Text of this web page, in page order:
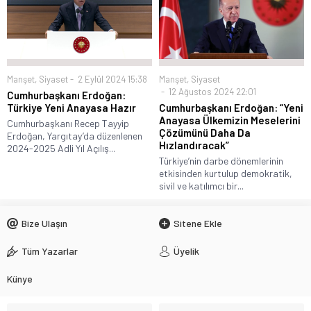
Manşet, Siyaset 2 Eylül 2024 15:38
Cumhurbaşkanı Erdoğan:
Türkiye Yeni Anayasa Hazır
Cumhurbaşkanı Recep Tayyip
Erdoğan, Yargıtay’da düzenlenen
2024-2025 Adli Yıl Açılış...
Manşet, Siyaset
12 Ağustos 2024 22:01
Cumhurbaşkanı Erdoğan: “Yeni
Anayasa Ülkemizin Meselerini
Çözümünü Daha Da
Hızlandıracak”
Türkiye’nin darbe dönemlerinin
etkisinden kurtulup demokratik,
sivil ve katılımcı bir...
Bize Ulaşın Sitene Ekle
Tüm Yazarlar Üyelik
Künye